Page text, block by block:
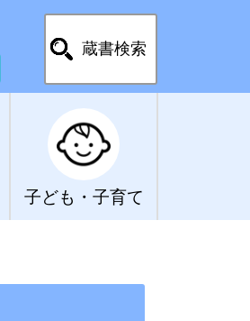
蔵書検索
子ども・子育て